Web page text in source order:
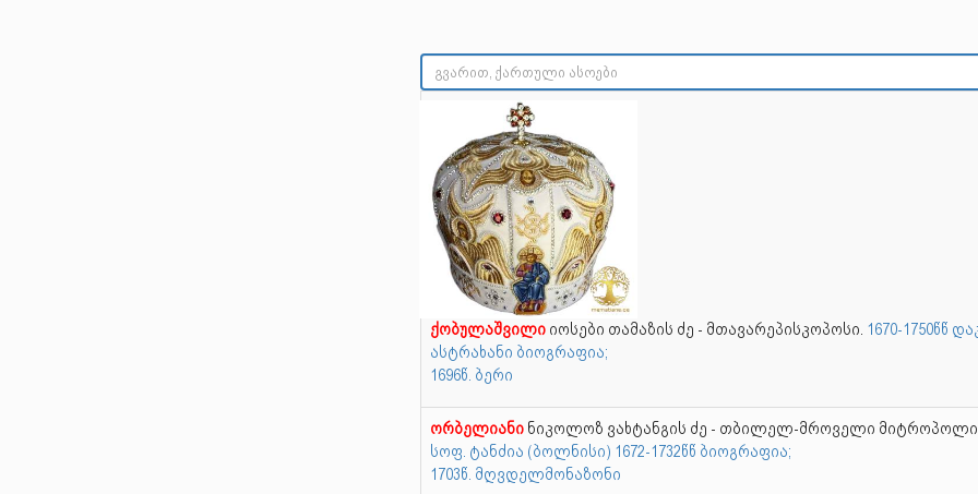
ქობულაშვილიიოსები თამაზის ძე - მთავარეპისკოპოსი. 1670-1750წწ
ასტრახანი ბიოგრაფია;
1696წ. ბერი
ორბელიანინიკოლოზ ვახტანგის ძე - თბილელ-მროველი
სოფ. ტანძია (ბოლნისი) 1672-1732წწ ბიოგრაფია;
1703წ. მღვდელმონაზონი